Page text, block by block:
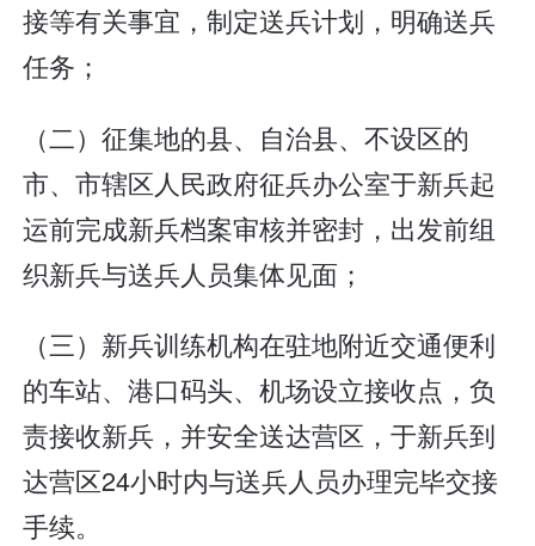
接等有关事宜，制定送兵计划，明确送兵
任务；
（二）征集地的县、自治县、不设区的
市、市辖区人民政府征兵办公室于新兵起
运前完成新兵档案审核并密封，出发前组
织新兵与送兵人员集体见面；
（三）新兵训练机构在驻地附近交通便利
的车站、港口码头、机场设立接收点，负
责接收新兵，并安全送达营区，于新兵到
达营区24小时内与送兵人员办理完毕交接
手续。